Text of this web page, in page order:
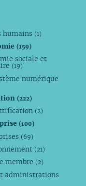
humains (1)
(159)
sociale et
(19)
numérique
(222)
(2)
(100)
(69)
(21)
membre (2)
administrations